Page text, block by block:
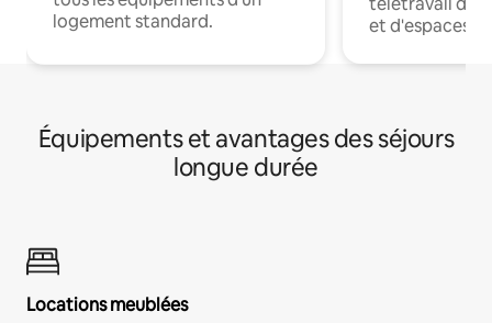
logement standard.
et d'espaces
Équipements et avantages des séjours
longue durée
Locations meublées